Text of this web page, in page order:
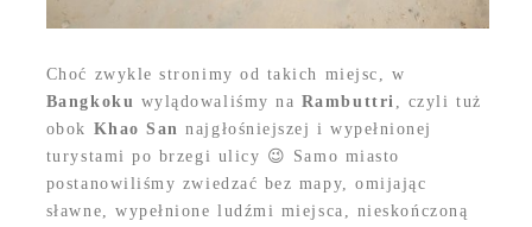
Choć zwykle stronimy od takich miejsc, w
Bangkoku wylądowaliśmy na Rambuttri
, czyli tuż
obok Khao San najgłośniejszej i wypełnionej
turystami po brzegi ulicy 😉 Samo miasto
postanowiliśmy zwiedzać bez mapy, omijając
sławne, wypełnione ludźmi miejsca, nieskończoną